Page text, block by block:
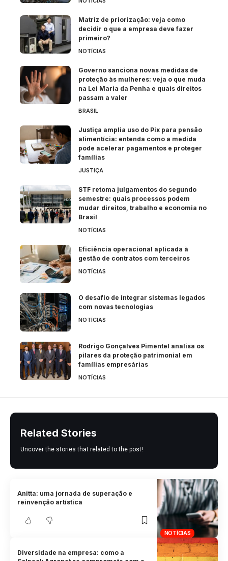
Matriz de priorização: veja como
decidir o que a empresa deve fazer
primeiro?
NOTÍCIAS
Governo sanciona novas medidas de
proteção às mulheres: veja o que muda
na Lei Maria da Penha e quais direitos
passam a valer
BRASIL
Justiça amplia uso do Pix para pensão
alimentícia: entenda como a medida
pode acelerar pagamentos e proteger
famílias
JUSTIÇA
STF retoma julgamentos do segundo
semestre: quais processos podem
mudar direitos, trabalho e economia no
Brasil
NOTÍCIAS
Eficiência operacional aplicada à
gestão de contratos com terceiros
NOTÍCIAS
O desafio de integrar sistemas legados
com novas tecnologias
NOTÍCIAS
Rodrigo Gonçalves Pimentel analisa os
pilares da proteção patrimonial em
famílias empresárias
NOTÍCIAS
Related Stories
Uncover the stories that related to the post!
NOTÍCIAS
Anitta: uma jornada de superação e
reinvenção artística
Diversidade na empresa: como a